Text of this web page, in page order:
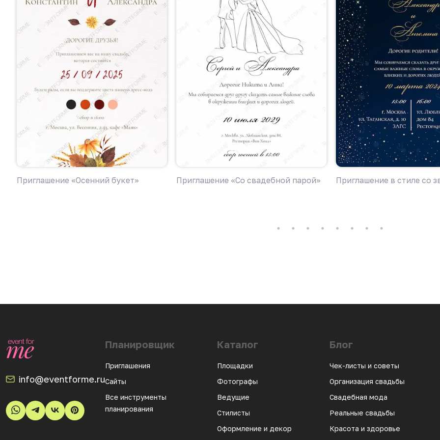
Приглашение «Осенний букет» Приглашение «Со свадебной парой» Приглашение в стиле со
info@eventforme.ru
Планировщик
Приглашения
Сайты
Все инструменты
планирования
Каталог
Площадки
Фотографы
Ведущие
Стилисты
Оформление и декор
Блог
Чек-листы и советы
Организация свадьбы
Свадебная мода
Реальные свадьбы
Красота и здоровье